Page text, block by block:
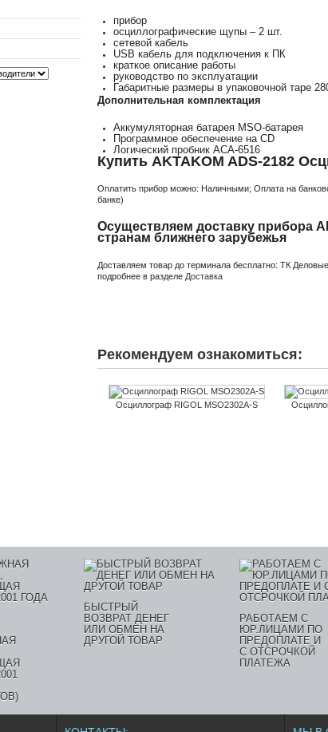
прибор
осциллографические щупы – 2 шт.
сетевой кабель
USB кабель для подключения к ПК
краткое описание работы
руководство по эксплуатации
Габаритные размеры в упаковочной таре
Дополнительная комплектация
Аккумуляторная батарея MSO-батарея
Программное обеспечение на CD
Логический пробник АСА-6516
Купить AKTAKOM ADS-2182
Оплатить прибор можно: Наличными; Оплата на
банке)
Осуществляем доставку прибора
странам ближнего зарубежья
Доставляем товар до терминала бесплатно: ТК
подробнее в разделе Доставка
Рекомендуем ознакомиться:
Осциллограф RIGOL MSO2302A-S
БЫСТРЫЙ
ВОЗВРАТ ДЕНЕГ
ИЛИ ОБМЕН НА
ДРУГОЙ ТОВАР
РАБОТАЕМ С
ЮР.ЛИЦАМИ ПО
ПРЕДОПЛАТЕ И
С ОТСРОЧКОЙ
ПЛАТЕЖА